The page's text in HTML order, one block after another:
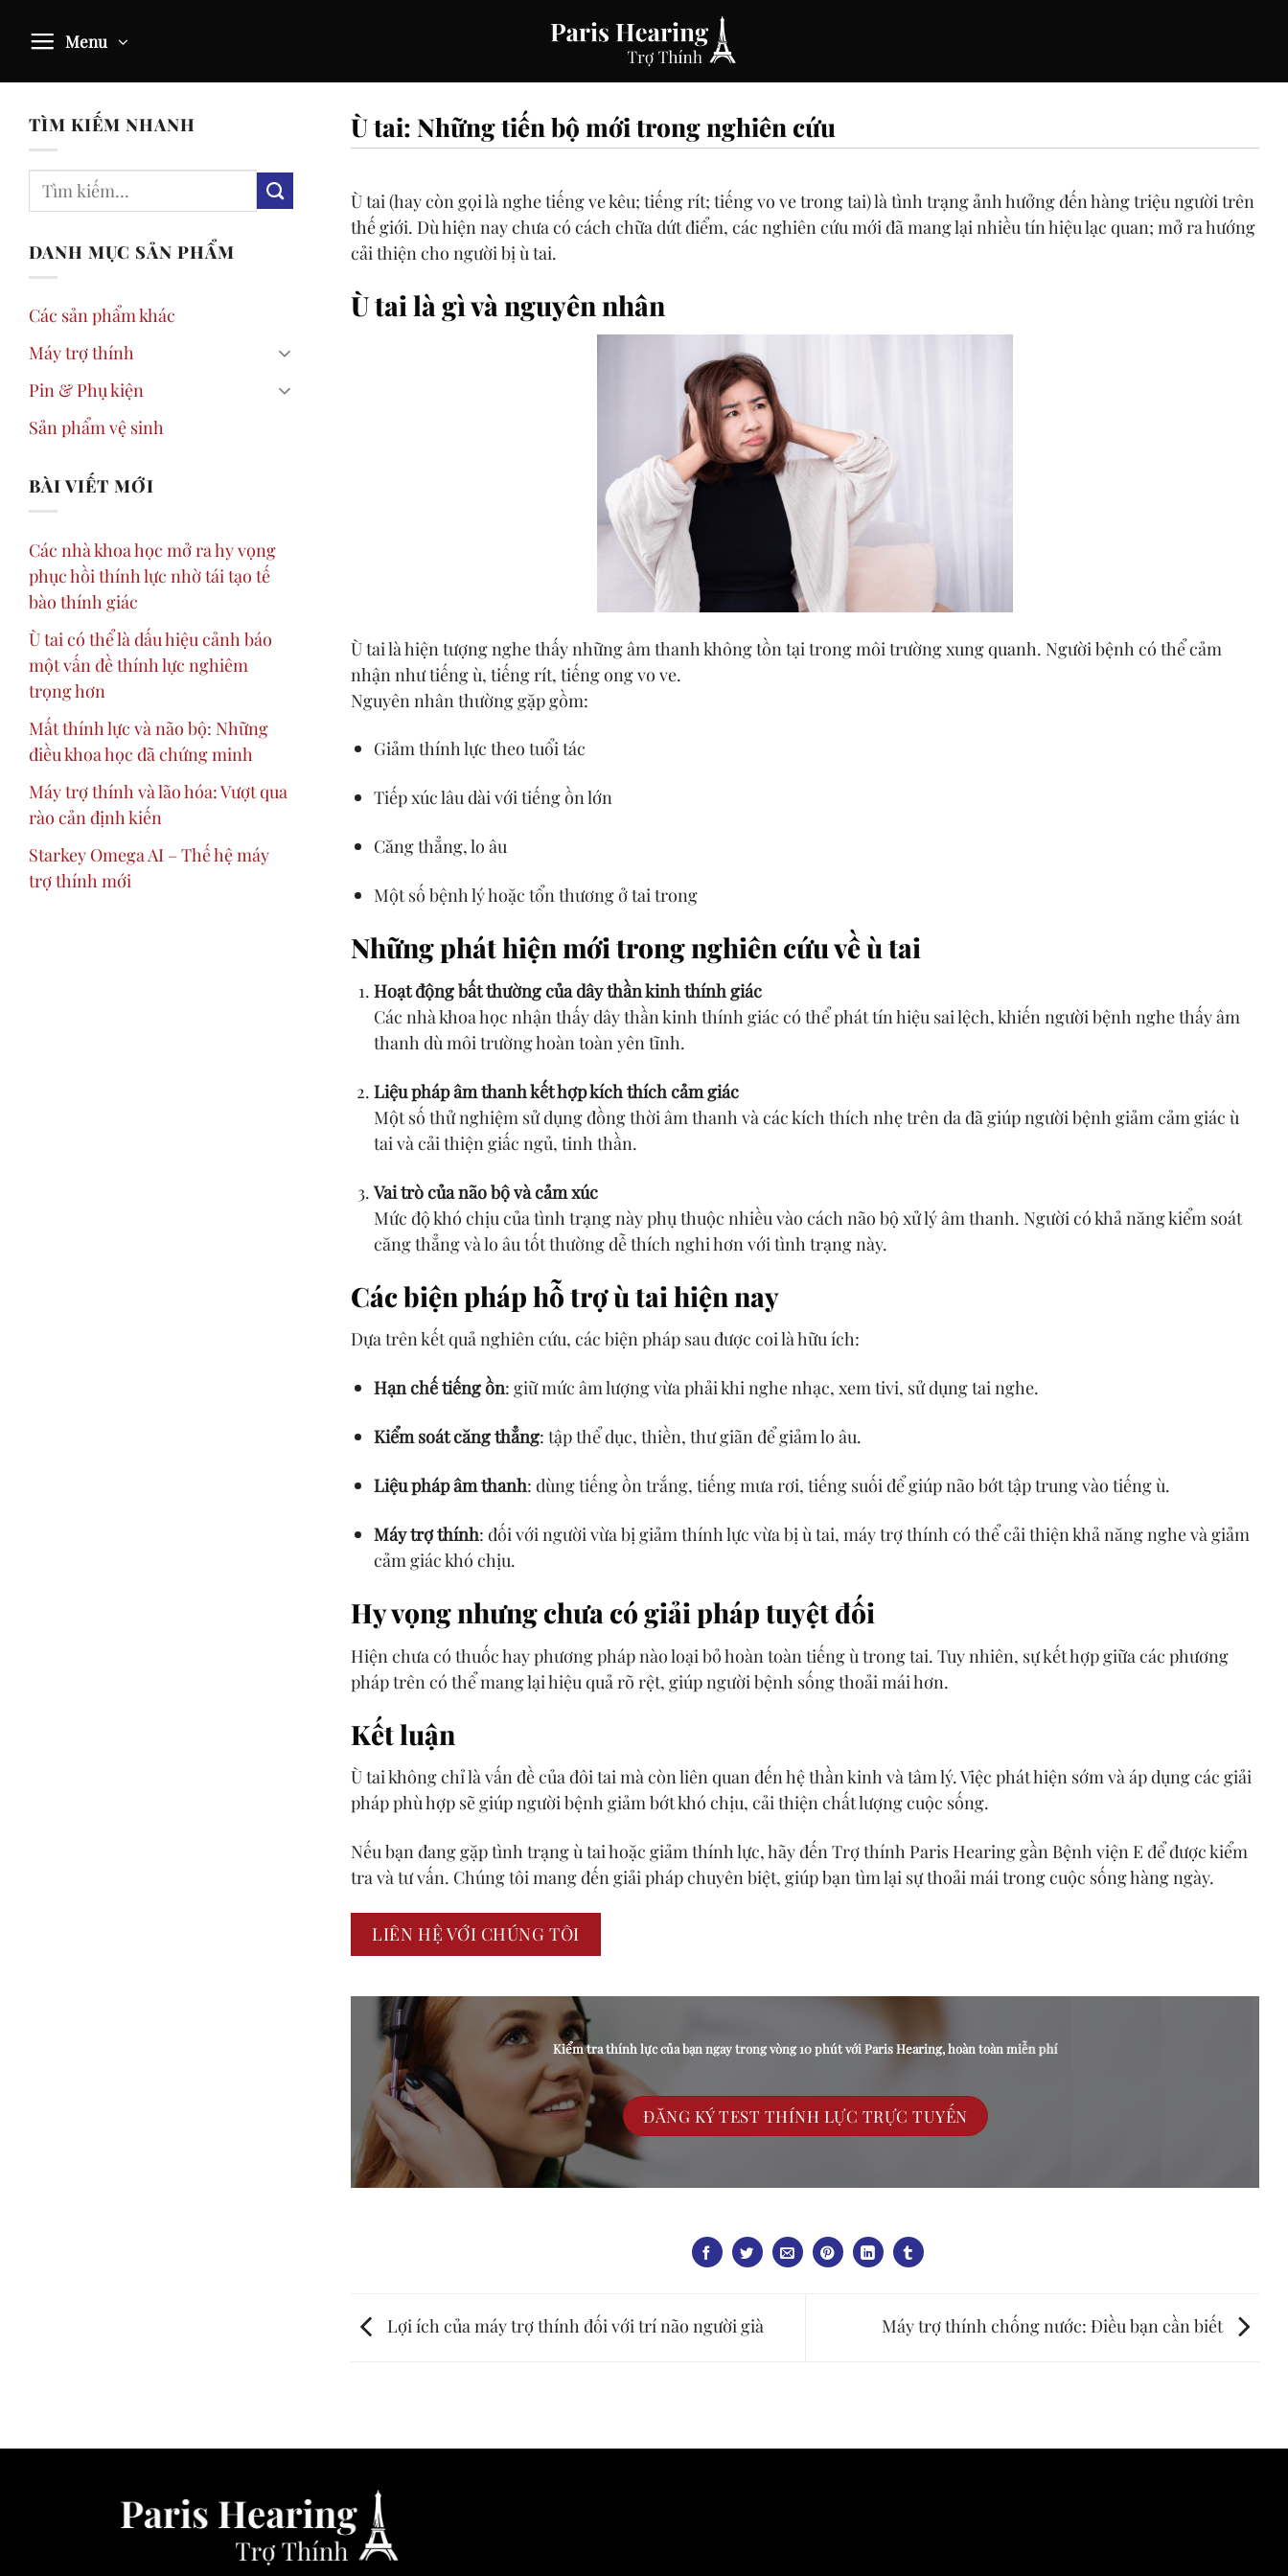
Menu
TÌM KIẾM NHANH
DANH MỤC SẢN PHẨM
Các sản phẩm khác
Máy trợ thính
Pin & Phụ kiện
Sản phẩm vệ sinh
BÀI VIẾT MỚI
Các nhà khoa học mở ra hy vọng
phục hồi thính lực nhờ tái tạo tế
bào thính giác
Ù tai có thể là dấu hiệu cảnh báo
một vấn đề thính lực nghiêm
trọng hơn
Mất thính lực và não bộ: Những
điều khoa học đã chứng minh
Máy trợ thính và lão hóa: Vượt qua
rào cản định kiến
Starkey Omega AI – Thế hệ máy
trợ thính mới
Ù tai: Những tiến bộ mới trong nghiên cứu
Ù tai (hay còn gọi là nghe tiếng ve kêu; tiếng rít; tiếng vo ve trong tai) là tình trạngảnh hưởng đến hàng triệu người trên
thế giới. Dù hiện nay chưa có cách chữa dứt điểm, các nghiên cứu mới đã mang lại nhiều tín hiệu lạc quan; mở ra hướng
cải thiện cho người bị ù tai.
Ù tai là gì và nguyên nhân
Ù tai là hiện tượng nghe thấy những âm thanh không tồn tại trong môi trường xung quanh. Người bệnh có thể cảm
nhận như tiếng ù, tiếng rít, tiếng ong vo ve.
Nguyên nhân thường gặp gồm:
Giảm thính lực theo tuổi tác
Tiếp xúc lâu dài với tiếng ồn lớn
Căng thẳng, lo âu
Một số bệnh lý hoặc tổn thương ở tai trong
Những phát hiện mới trong nghiên cứu về ù tai
Hoạt động bất thường của dây thần kinh thính giác
Các nhà khoa học nhận thấy dây thần kinh thính giác có thể phát tín hiệu sai lệch, khiến người bệnh nghe thấy âm
thanh dù môi trường hoàn toàn yên tĩnh.
Liệu pháp âm thanh kết hợp kích thích cảm giác
Một số thử nghiệm sử dụng đồng thời âm thanh và các kích thích nhẹ trên da đã giúp người bệnh giảm cảm giác ù
tai và cải thiện giấc ngủ, tinh thần.
Vai trò của não bộ và cảm xúc
Mức độ khó chịu của tình trạng này phụ thuộc nhiều vào cách não bộ xử lý âm thanh. Người có khả năng kiểm soát
căng thẳng và lo âu tốt thường dễ thích nghi hơn với tình trạng này.
Các biện pháp hỗ trợ ù tai hiện nay
Dựa trên kết quả nghiên cứu, các biện pháp sau được coi là hữu ích:
Hạn chế tiếng ồn: giữ mức âm lượng vừa phải khi nghe nhạc, xem tivi, sử dụng tai nghe.
Kiểm soát căng thẳng: tập thể dục, thiền, thư giãn để giảm lo âu.
Liệu pháp âm thanh: dùng tiếng ồn trắng, tiếng mưa rơi, tiếng suối để giúp não bớt tập trung vào tiếng ù.
Máy trợ thính: đối với người vừa bị giảm thính lực vừa bị ù tai, máy trợ thính có thể cải thiện khả năng nghe và giảm
cảm giác khó chịu.
Hy vọng nhưng chưa có giải pháp tuyệt đối
Hiện chưa có thuốc hay phương pháp nào loại bỏ hoàn toàn tiếng ù trong tai. Tuy nhiên, sự kết hợp giữa các phương
pháp trên có thể mang lại hiệu quả rõ rệt, giúp người bệnh sống thoải mái hơn.
Kết luận
Ù tai không chỉ là vấn đề của đôi tai mà còn liên quan đến hệ thần kinh và tâm lý. Việc phát hiện sớm và áp dụng các giải
pháp phù hợp sẽ giúp người bệnh giảm bớt khó chịu, cải thiện chất lượng cuộc sống.
Nếu bạn đang gặp tình trạng ù tai hoặc giảm thính lực, hãy đến Trợ thính Paris Hearing gần Bệnh viện E để được kiểm
tra và tư vấn. Chúng tôi mang đến giải pháp chuyên biệt, giúp bạn tìm lại sự thoải mái trong cuộc sống hàng ngày.
LIÊN HỆ VỚI CHÚNG TÔI
Kiểm tra thính lực của bạn ngay trong vòng 10 phút với Paris Hearing, hoàn toàn miễn phí
ĐĂNG KÝ TEST THÍNH LỰC TRỰC TUYẾN
Lợi ích của máy trợ thính đối với trí não người già Máy trợ thính chống nước: Điều bạn cần biết